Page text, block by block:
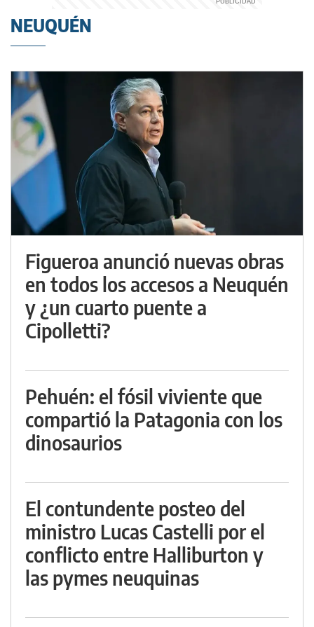
NEUQUÉN
Figueroa anunció nuevas obras
en todos los accesos a Neuquén
y ¿un cuarto puente a
Cipolletti?
Pehuén: el fósil viviente que
compartió la Patagonia con los
dinosaurios
El contundente posteo del
ministro Lucas Castelli por el
conflicto entre Halliburton y
las pymes neuquinas